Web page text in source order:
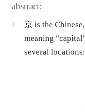
abstract:
1
京 is the
meaning
several locations: